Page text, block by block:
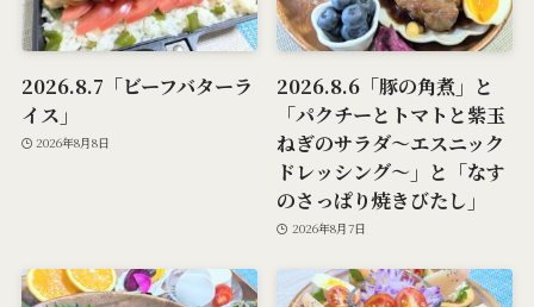
2026.8.7「ビーフバターラ
イス」
2026年8月8日
2026.8.6「豚の角煮」と
「パクチーとトマトと紫玉
ねぎのサラダ～エスニック
ドレッシング～」と「なす
のさっぱり焼きびたし」
2026年8月7日